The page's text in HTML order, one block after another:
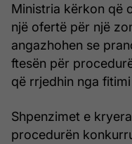
Ministria kërkon që
një ofertë për një
angazhohen se
ftesën për
që rrjedhin nga
Shpenzimet e
procedurën